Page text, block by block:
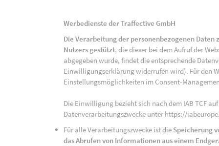
Werbedienste der Traffective GmbH
Die Verarbeitung der personenbezogenen
Nutzers gestützt, die dieser bei dem Aufruf der
abgegeben wurde, findet die entsprechende
Einwilligungserklärung widerrufen wird). Für den
Einstellungsmöglichkeiten im Consent-
Die Einwilligung bezieht sich nach dem IAB TCF
Datenverarbeitungszwecke unter https://
Für alle Verarbeitungszwecke ist die Speicherung
das Abrufen von Informationen aus einem